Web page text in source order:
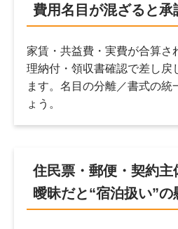
費用名目が混ざると承
家賃・共益費・実費が合算さ
理納付・領収書確認で差し戻
ます。名目の分離／書式の統
ょう。
住民票・郵便・契約主
曖昧だと“宿泊扱い”の